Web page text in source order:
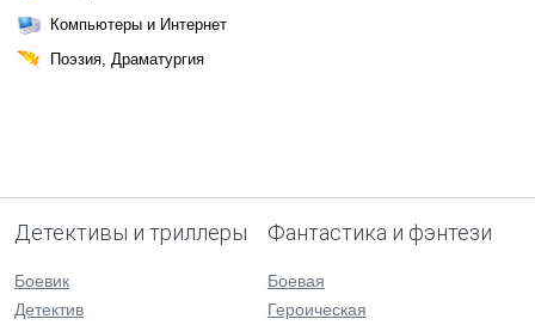
Компьютеры и Интернет
Поэзия, Драматургия
Детективы и триллеры
Боевик
Детектив
Фантастика и фэнтези
Боевая
Героическая